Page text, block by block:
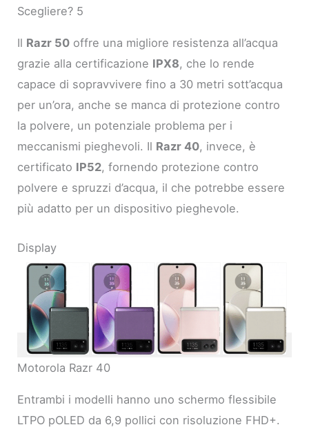
Scegliere? 5
Il Razr 50 offre una migliore resistenza all’acqua
grazie alla certificazione IPX8, che lo rende
capace di sopravvivere fino a 30 metri sott’acqua
per un’ora, anche se manca di protezione contro
la polvere, un potenziale problema per i
meccanismi pieghevoli. Il Razr 40, invece, è
certificato IP52, fornendo protezione contro
polvere e spruzzi d’acqua, il che potrebbe essere
più adatto per un dispositivo pieghevole.
Display
Motorola Razr 40
Entrambi i modelli hanno uno schermo flessibile
LTPO pOLED da 6,9 pollici con risoluzione FHD+.